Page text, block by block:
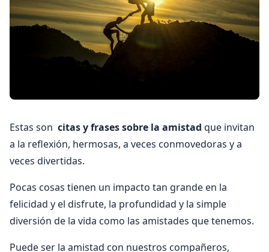
Estas son citas y frases sobre la amistad que invitan
a la reflexión, hermosas, a veces conmovedoras y a
veces divertidas.
Pocas cosas tienen un impacto tan grande en la
felicidad y el disfrute, la profundidad y la simple
diversión de la vida como las amistades que tenemos.
Puede ser la amistad con nuestros compañeros,